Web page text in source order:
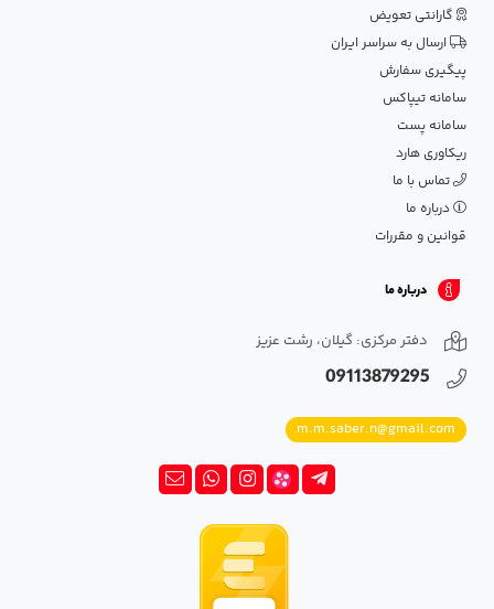
گارانتی تعویض
ارسال به سراسر ایران
پیگیری سفارش
سامانه تیپاکس
سامانه پست
ریکاوری هارد
تماس با ما
درباره ما
قوانین و مقررات
درباره ما
دفتر مرکزی: گیلان، رشت عزیز
09113879295
m.m.saber.n@gmail.com